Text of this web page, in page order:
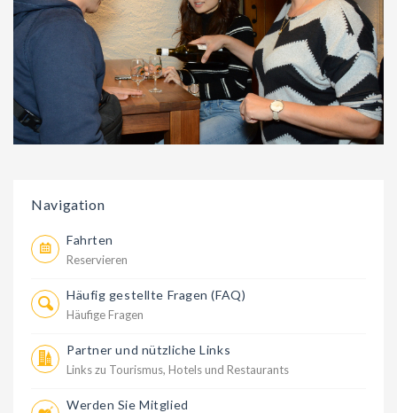
Navigation
Fahrten
Reservieren
Häufig gestellte Fragen (FAQ)
Häufige Fragen
Partner und nützliche Links
Links zu Tourismus, Hotels und Restaurants
Werden Sie Mitglied